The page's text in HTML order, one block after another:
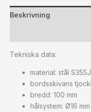
Beskrivning
Tekniska data:
material: stål
bordsskivans
bredd: 100 mm
hålsystem: Ø16